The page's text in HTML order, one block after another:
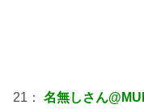
21： 名無しさん